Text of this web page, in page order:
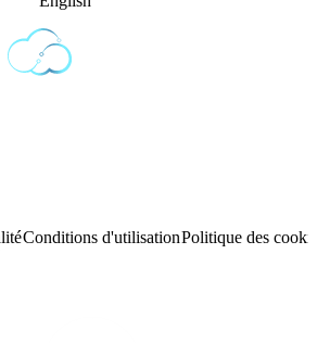
Conditions d'utilisationPolitique des